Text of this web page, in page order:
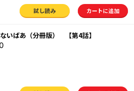
試し読み カートに追加
いばあ（分冊版） 【第4話】